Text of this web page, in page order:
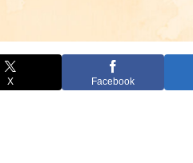
X Facebook